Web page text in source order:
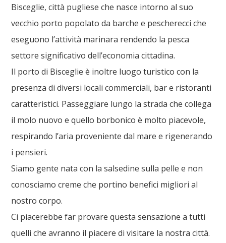
Bisceglie, città pugliese che nasce intorno al suo
vecchio porto popolato da barche e pescherecci che
eseguono l’attività marinara rendendo la pesca
settore significativo dell’economia cittadina.
Il porto di Bisceglie è inoltre luogo turistico con la
presenza di diversi locali commerciali, bar e ristoranti
caratteristici. Passeggiare lungo la strada che collega
il molo nuovo e quello borbonico è molto piacevole,
respirando l’aria proveniente dal mare e rigenerando
i pensieri.
Siamo gente nata con la salsedine sulla pelle e non
conosciamo creme che portino benefici migliori al
nostro corpo.
Ci piacerebbe far provare questa sensazione a tutti
quelli che avranno il piacere di visitare la nostra città.